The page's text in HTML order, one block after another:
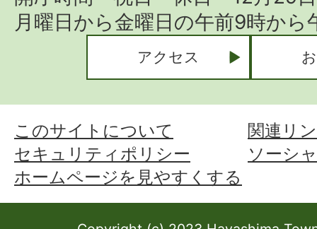
月曜日から金曜日の午前9時か
アクセス
このサイトについて
関連リ
セキュリティポリシー
ソーシ
ホームページを見やすくする